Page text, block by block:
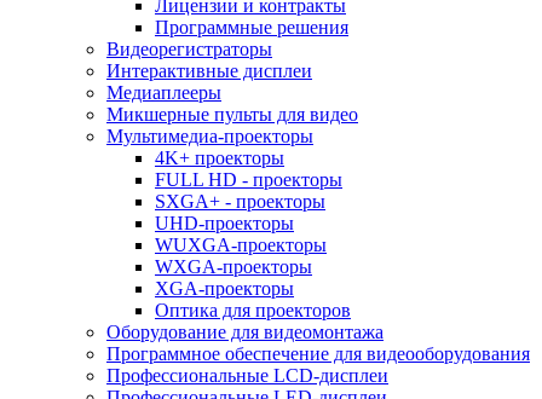
Лицензии и контракты
Программные решения
Видеорегистраторы
Интерактивные дисплеи
Медиаплееры
Микшерные пульты для видео
Мультимедиа-проекторы
4K+ проекторы
FULL HD - проекторы
SXGA+ - проекторы
UHD-проекторы
WUXGA-проекторы
WXGA-проекторы
XGA-проекторы
Оптика для проекторов
Оборудование для видеомонтажа
Программное обеспечение для видеооборудования
Профессиональные LCD-дисплеи